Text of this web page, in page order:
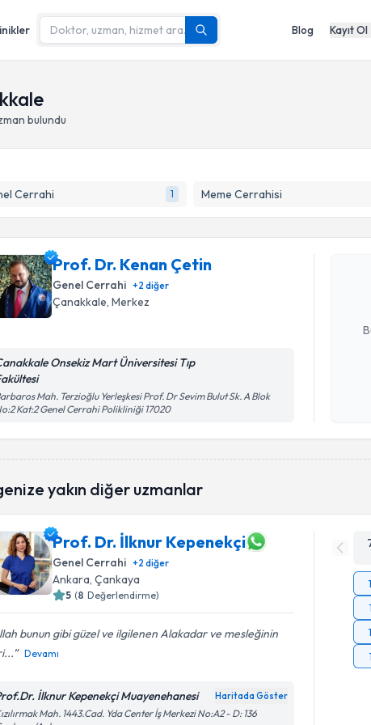
Blog Kayıt Ol
bulundu
Cerrahi 1 Meme Cerrahisi
Prof. Dr. Kenan Çetin
Genel Cerrahi +2 diğer
Çanakkale, Merkez
Onsekiz Mart Üniversitesi Tıp
Mah. Terzioğlu Yerleşkesi Prof. Dr Sevim Bulut Sk. A Blok
Kat:2 Genel Cerrahi Polikliniği 17020
yakın diğer uzmanlar
Prof. Dr. İlknur Kepenekçi
Genel Cerrahi +2 diğer
Ankara, Çankaya
5 (8 Değerlendirme)
bunun gibi güzel ve ilgilenen Alakadar ve mesleğinin
Devamı
İlknur Kepenekçi Muayenehanesi Haritada Göster
Mah. 1443.Cad. Yda Center İş Merkezi No:A2 - D: 136